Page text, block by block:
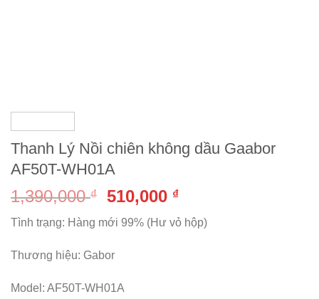
Thanh Lý Nồi chiên không dầu Gaabor
AF50T-WH01A
1,390,000₫ 510,000 ₫
Tình trạng: Hàng mới 99% (Hư vỏ hộp)
Thương hiệu: Gabor
Model: AF50T-WH01A